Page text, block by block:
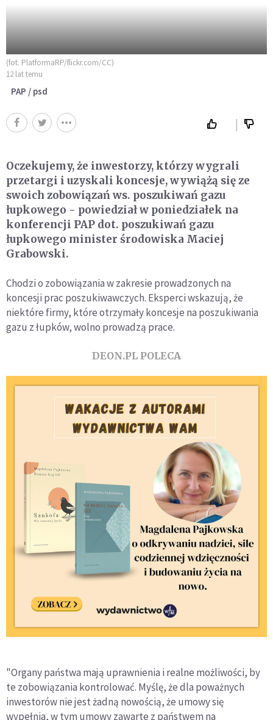
(fot. PlatformaRP/flickr.com/CC)
12 lat temu
PAP / psd
Oczekujemy, że inwestorzy, którzy wygrali
przetargi i uzyskali koncesje, wywiążą się ze
swoich zobowiązań ws. poszukiwań gazu
łupkowego - powiedział w poniedziałek na
konferencji PAP dot. poszukiwań gazu
łupkowego minister środowiska Maciej
Grabowski.
Chodzi o zobowiązania w zakresie prowadzonych na
koncesji prac poszukiwawczych. Eksperci wskazują, że
niektóre firmy, które otrzymały koncesje na poszukiwania
gazu z łupków, wolno prowadzą prace.
DEON.PL POLECA
"Organy państwa mają uprawnienia i realne możliwości, by
te zobowiązania kontrolować. Myślę, że dla poważnych
inwestorów nie jest żadną nowością, że umowy się
wypełnia, w tym umowy zawarte z państwem na